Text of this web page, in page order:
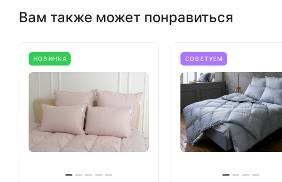
Вам также может понравиться
НОВИНКА СОВЕТУЕМ